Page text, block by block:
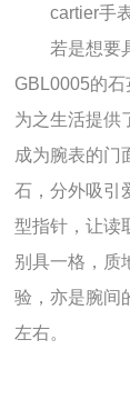
cartier手表
若是想要具
GBL0005的石
为之生活提供
成为腕表的门
石，分外吸引
型指针，让读
别具一格，质
验，亦是腕间
左右。